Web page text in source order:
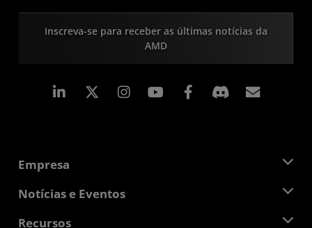
Inscreva-se para receber as últimas notícias da
AMD
Linkedin Instagram Facebook
Empresa
Sobre a AMD
Notícias e Eventos
Sala de Imprensa
Recursos